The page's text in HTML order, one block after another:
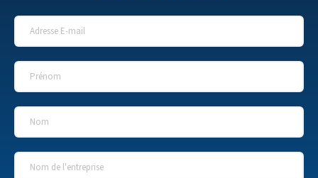
Adresse E-mail
Prénom
Nom
Nom de l'entreprise